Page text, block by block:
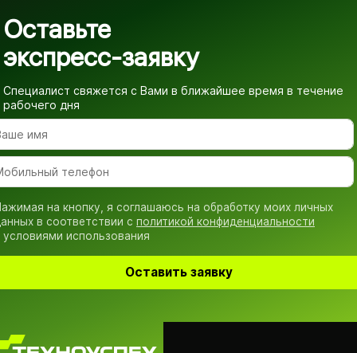
Оставьте
экспресс-заявку
Специалист свяжется с Вами в ближайшее время в течение
рабочего дня
на кнопку, я соглашаюсь на обработку моих личных
в соответствии с политикой конфиденциальности
условиями использования
Оставить заявку